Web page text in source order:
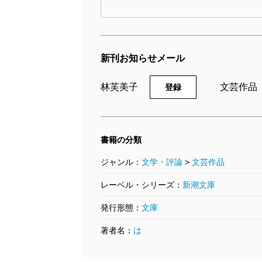
新刊お知らせメール
林芙美子 登録 文芸作品
書籍の分類
ジャンル： 文学・評論 > 文芸作品
レーベル・シリーズ： 新潮文庫
発行形態： 文庫
著者名： は